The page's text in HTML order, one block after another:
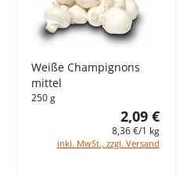
Weiße Champignons
mittel
250 g
2,09 €
8,36 €/1 kg
inkl. MwSt., zzgl. Versand